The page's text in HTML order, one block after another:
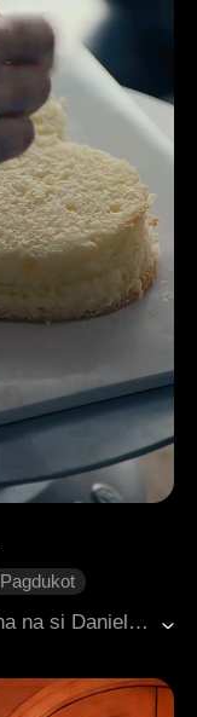
Pagdukot
Ang apong babae ng Diyos ng Kusina na si Daniela Barton, nagtungo sa lungsod upang subukan ang kanyang kakayahan sa pagluluto, ngunit tinawag lamang siyang probinsyana. Gayunpaman, nanalo si Daniela sa lahat ng mga taong tumingin sa kanya sa kanyang pambihirang mga talento sa pagluluto, na inaangkin ang pamagat ng Diyos ng Kusina, at hindi inaasahang natagpuan ang tunay na pag-ibig sa daan.